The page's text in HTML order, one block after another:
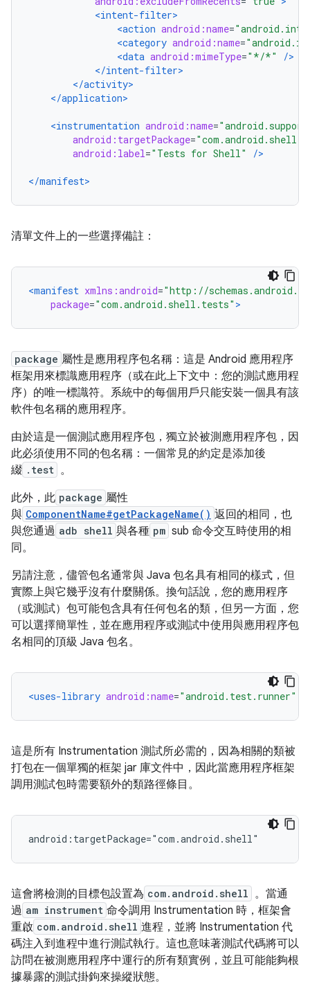
<intent-filter>
<action android:name=
<category android:name=
<data android:mimeType="*/*"
/>
</intent-filter>
</activity>
</application>
<instrumentation android:name=
android:targetPackage="com.android.shell"
android:label="Tests for Shell" />
</manifest>
清單文件上的一些選擇備註：
<manifest xmlns:android="http://
package="com.android.shell.tests" >
package 屬性是應用程序包名稱：這是 Android 應用程序
框架用來標識應用程序（或在此上下文中：您的測試應用程
序）的唯一標識符。系統中的每個用戶只能安裝一個具有該
軟件包名稱的應用程序。
由於這是一個測試應用程序包，獨立於被測應用程序包，因
此必須使用不同的包名稱：一個常見的約定是添加後
綴 .test 。
此外，此 package 屬性
與 ComponentName#getPackageName() 返回的相同，也
與您通過 adb shell 與各種 pm sub 命令交互時使用的相
同。
另請注意，儘管包名通常與 Java 包名具有相同的樣式，但
實際上與它幾乎沒有什麼關係。換句話說，您的應用程序
（或測試）包可能包含具有任何包名的類，但另一方面，您
可以選擇簡單性，並在應用程序或測試中使用與應用程序包
名相同的頂級 Java 包名。
<uses-library android:name="android.test.runner"
這是所有 Instrumentation 測試所必需的，因為相關的類被
打包在一個單獨的框架 jar 庫文件中，因此當應用程序框架
調用測試包時需要額外的類路徑條目。
android:targetPackage="com.android.shell"
這會將檢測的目標包設置為 com.android.shell 。當通
過 am instrument 命令調用 Instrumentation 時，框架會
重啟 com.android.shell 進程，並將 Instrumentation 代
碼注入到進程中進行測試執行。這也意味著測試代碼將可以
訪問在被測應用程序中運行的所有類實例，並且可能能夠根
據暴露的測試掛鉤來操縱狀態。